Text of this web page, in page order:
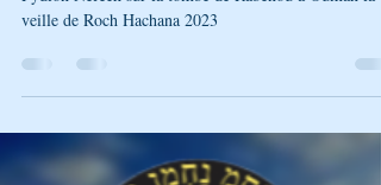
20 août 2023
1 min de lecture
PIDYON SUR LA TOMBE DE
RABÉNOU
Pydion Nefech sur la tombe de Rabenou a Ouman la
veille de Roch Hachana 2023